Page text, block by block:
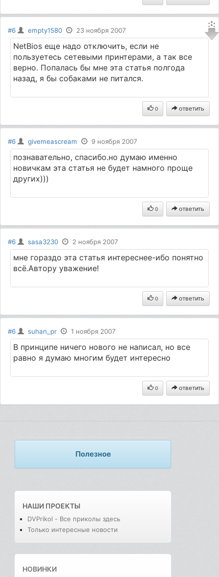
#6 empty1580 23 ноября 2007
NetBios еще надо отключить, если не
пользуетесь сетевыми принтерами, а так все
верно. Попалась бы мне эта статья полгода
назад, я бы собаками не питался.
0 ответить
#6 givemeascream 9 ноября 2007
познавательно, спасибо.но думаю именно
новичкам эта статья не будет намного проще
других)))
0 ответить
#6 sasa3230 2 ноября 2007
мне гораздо эта статья интереснее-ибо понятно
всё.Автору уважение!
0 ответить
#6 suhan_pr 1 ноября 2007
В принципе ничего нового не написал, но все
равно я думаю многим будет интересно
0 ответить
Полезное
НАШИ ПРОЕКТЫ
DVPrikol - Все приколы здесь
Только интересные новости
НОВИНКИ